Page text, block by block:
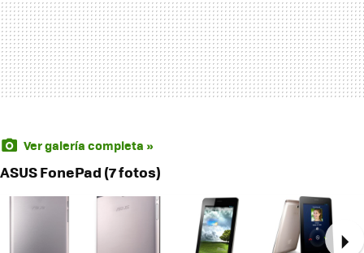
Ver galería completa »
ASUS FonePad (7 fotos)